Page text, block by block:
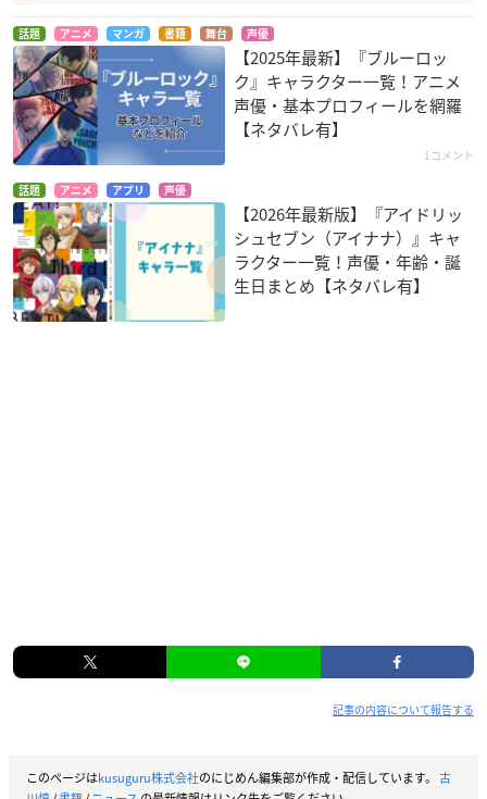
話題 アニメ マンガ 書籍 舞台 声優
【2025年最新】『ブルーロッ
ク』キャラクター一覧！アニメ
声優・基本プロフィールを網羅
【ネタバレ有】
1コメント
話題 アニメ アプリ 声優
【2026年最新版】『アイドリッ
シュセブン（アイナナ）』キャ
ラクター一覧！声優・年齢・誕
生日まとめ【ネタバレ有】
記事の内容について報告する
このページはkusuguru株式会社のにじめん編集部が作成・配信しています。 古